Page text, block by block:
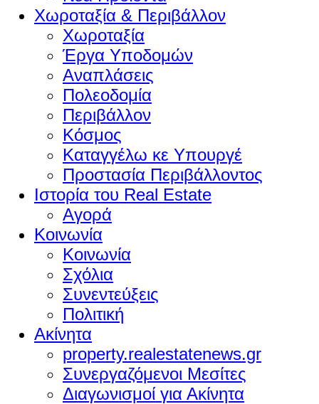
Χωροταξία & Περιβάλλον
Χωροταξία
Έργα Υποδομών
Αναπλάσεις
Πολεοδομία
Περιβάλλον
Κόσμος
Καταγγέλω κε Υπουργέ
Προστασία Περιβάλλοντος
Ιστορία του Real Estate
Αγορά
Κοινωνία
Κοινωνία
Σχόλια
Συνεντεύξεις
Πολιτική
Ακίνητα
property.realestatenews.gr
Συνεργαζόμενοι Μεσίτες
Διαγωνισμοί για Ακίνητα